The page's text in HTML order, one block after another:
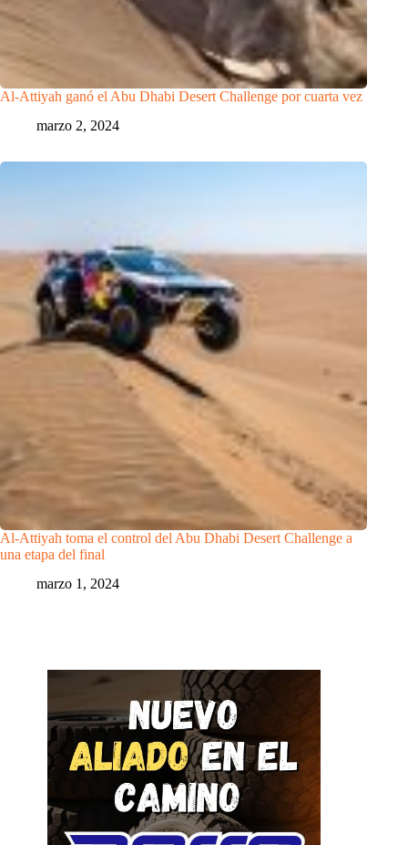
Al-Attiyah ganó el Abu Dhabi Desert Challenge por cuarta vez
marzo 2, 2024
Al-Attiyah toma el control del Abu Dhabi Desert Challenge a
una etapa del final
marzo 1, 2024